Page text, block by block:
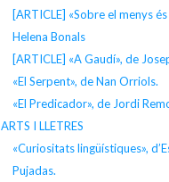
[ARTICLE] «Sobre el menys
Helena Bonals
[ARTICLE] «A Gaudí», de
«El Serpent», de Nan Orriols.
«El Predicador», de Jordi
ARTS I LLETRES
«Curiositats lingüístiques»,
Pujadas.